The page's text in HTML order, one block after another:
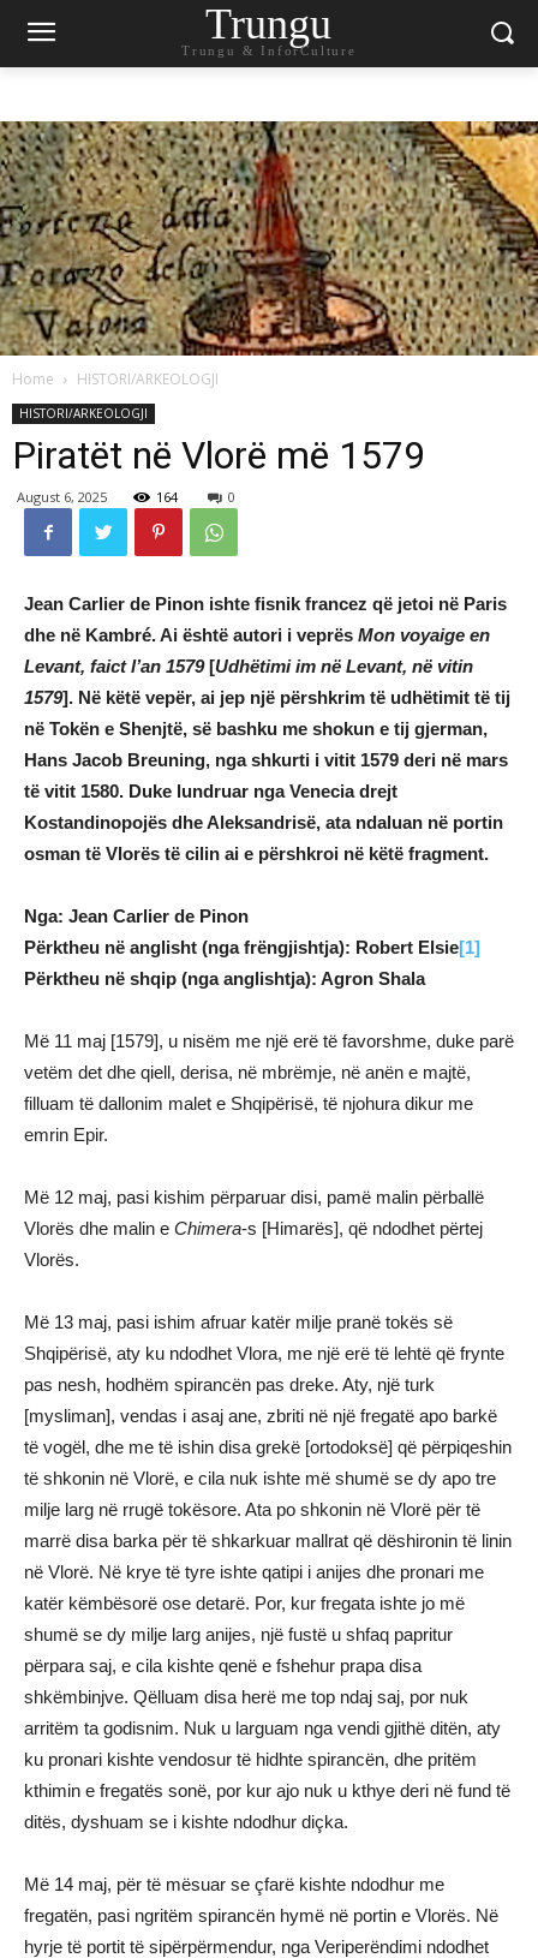
Trungu
Trungu & InforCulture
Home HISTORI/ARKEOLOGJI
HISTORI/ARKEOLOGJI
Piratët në Vlorë më 1579
August 6, 2025 164 0
Jean Carlier de Pinon ishte fisnik francez që jetoi në Paris
dhe në Kambré. Ai është autori i veprës Mon voyaige en
Levant, faict l’an 1579[Udhëtimi im në Levant, në vitin
1579]. Në këtë vepër, ai jep një përshkrim të udhëtimit të tij
në Tokën e Shenjtë, së bashku me shokun e tij gjerman,
Hans Jacob Breuning, nga shkurti i vitit 1579 deri në mars
të vitit 1580. Duke lundruar nga Venecia drejt
Kostandinopojës dhe Aleksandrisë, ata ndaluan në portin
osman të Vlorës të cilin ai e përshkroi në këtë fragment.
Nga: Jean Carlier de Pinon
Përktheu në anglisht (nga frëngjishtja): Robert Elsie[1]
Përktheu në shqip (nga anglishtja): Agron Shala
Më 11 maj [1579], u nisëm me një erë të favorshme, duke parë
vetëm det dhe qiell, derisa, në mbrëmje, në anën e majtë,
filluam të dallonim malet e Shqipërisë, të njohura dikur me
emrin Epir.
Më 12 maj, pasi kishim përparuar disi, pamë malin përballë
Vlorës dhe malin e Chimera-s [Himarës], që ndodhet përtej
Vlorës.
Më 13 maj, pasi ishim afruar katër milje pranë tokës së
Shqipërisë, aty ku ndodhet Vlora, me një erë të lehtë që frynte
pas nesh, hodhëm spirancën pas dreke. Aty, një turk
[mysliman], vendas i asaj ane, zbriti në një fregatë apo barkë
të vogël, dhe me të ishin disa grekë [ortodoksë] që përpiqeshin
të shkonin në Vlorë, e cila nuk ishte më shumë se dy apo tre
milje larg në rrugë tokësore. Ata po shkonin në Vlorë për të
marrë disa barka për të shkarkuar mallrat që dëshironin të linin
në Vlorë. Në krye të tyre ishte qatipi i anijes dhe pronari me
katër këmbësorë ose detarë. Por, kur fregata ishte jo më
shumë se dy milje larg anijes, një fustë u shfaq papritur
përpara saj, e cila kishte qenë e fshehur prapa disa
shkëmbinjve. Qëlluam disa herë me top ndaj saj, por nuk
arritëm ta godisnim. Nuk u larguam nga vendi gjithë ditën, aty
ku pronari kishte vendosur të hidhte spirancën, dhe pritëm
kthimin e fregatës sonë, por kur ajo nuk u kthye deri në fund të
ditës, dyshuam se i kishte ndodhur diçka.
Më 14 maj, për të mësuar se çfarë kishte ndodhur me
fregatën, pasi ngritëm spirancën hymë në portin e Vlorës. Në
hyrje të portit të sipërpërmendur, nga Veriperëndimi ndodhet